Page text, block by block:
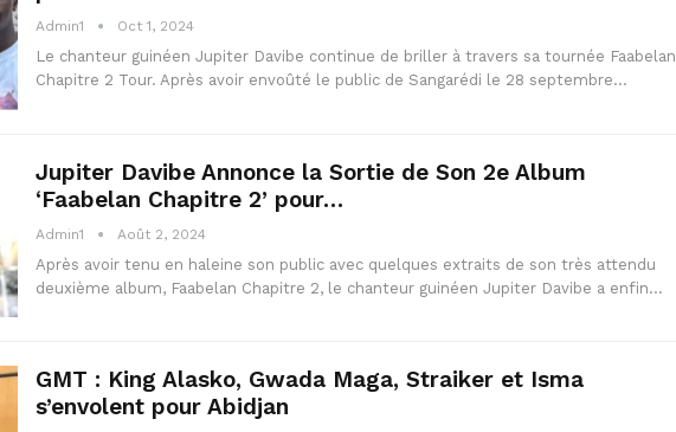
Admin1 Oct 1, 2024
Le chanteur guinéen Jupiter Davibe continue de briller à travers sa tournée Faabelan
Chapitre 2 Tour. Après avoir envoûté le public de Sangarédi le 28 septembre…
Jupiter Davibe Annonce la Sortie de Son 2e Album
‘Faabelan Chapitre 2’ pour…
Admin1 Août 2, 2024
Après avoir tenu en haleine son public avec quelques extraits de son très attendu
deuxième album, Faabelan Chapitre 2, le chanteur guinéen Jupiter Davibe a enfin…
GMT : King Alasko, Gwada Maga, Straiker et Isma
s’envolent pour Abidjan